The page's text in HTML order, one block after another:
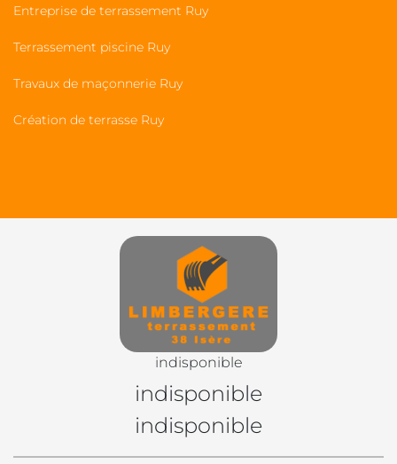
Entreprise de terrassement Ruy
Terrassement piscine Ruy
Travaux de maçonnerie Ruy
Création de terrasse Ruy
indisponible
indisponible
indisponible